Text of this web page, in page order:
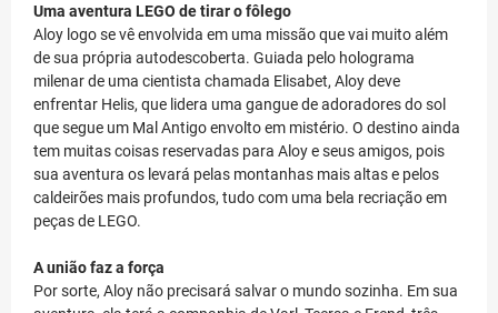
Uma aventura LEGO de tirar o fôlego
Aloy logo se vê envolvida em uma missão que vai muito além
de sua própria autodescoberta. Guiada pelo holograma
milenar de uma cientista chamada Elisabet, Aloy deve
enfrentar Helis, que lidera uma gangue de adoradores do sol
que segue um Mal Antigo envolto em mistério. O destino ainda
tem muitas coisas reservadas para Aloy e seus amigos, pois
sua aventura os levará pelas montanhas mais altas e pelos
caldeirões mais profundos, tudo com uma bela recriação em
peças de LEGO.
A união faz a força
Por sorte, Aloy não precisará salvar o mundo sozinha. Em sua